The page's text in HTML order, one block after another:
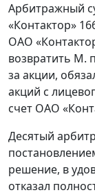
Арбитражный
«Контактор»
ОАО
возвратить М.
за акции,
акций с
счет ОАО
Десятый
решение, в
отказал